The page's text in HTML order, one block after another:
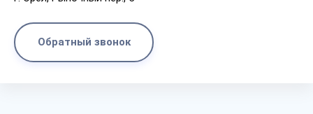
Обратный звонок